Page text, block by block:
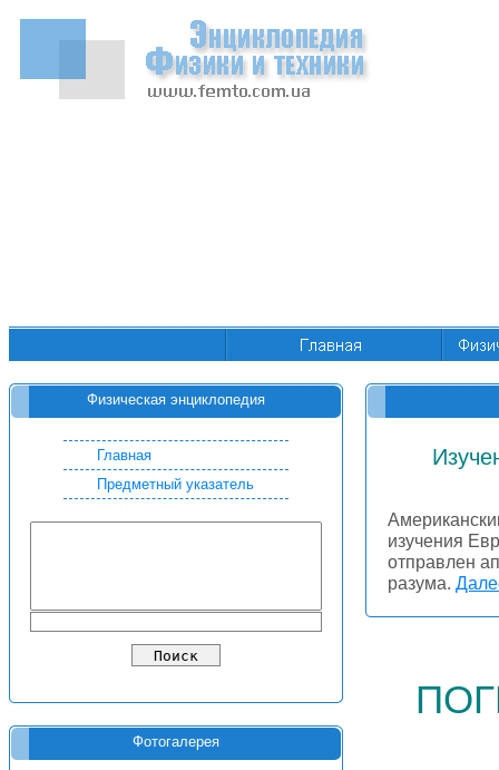
Физическая энциклопедия
Главная
Предметный указатель
Фотогалерея
изучения
отправлен
разума.